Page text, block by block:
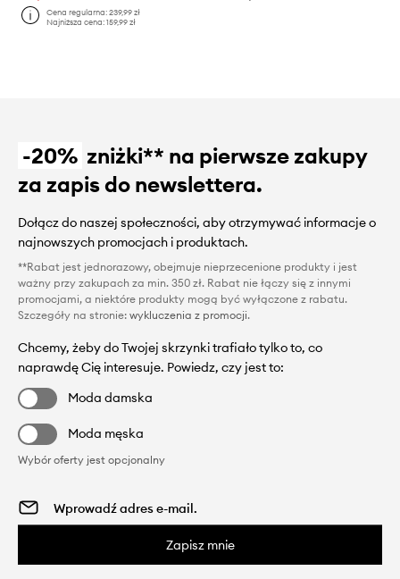
Cena regularna:239,99 zł
Najniższa cena:159,99 zł
-20% zniżki** na pierwsze zakupy
za zapis do newslettera.
Dołącz do naszej społeczności, aby otrzymywać informacje o
najnowszych promocjach i produktach.
**Rabat jest jednorazowy, obejmuje nieprzecenione produkty i jest
ważny przy zakupach za min. 350 zł. Rabat nie łączy się z innymi
promocjami, a niektóre produkty mogą być wyłączone z rabatu.
Szczegóły na stronie: wykluczenia z promocji.
Chcemy, żeby do Twojej skrzynki trafiało tylko to, co
naprawdę Cię interesuje. Powiedz, czy jest to:
Moda damska
Moda męska
Wybór oferty jest opcjonalny
Zapisz mnie